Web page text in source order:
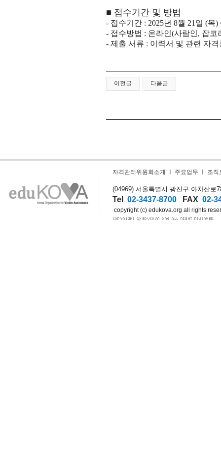
■ 접수기간 및 방법
- 접수기간 : 2025년 8월 21일 (목)
- 접수방법 : 온라인(사람인, 잡
- 제출 서류 : 이력서 및 관련 자격
이전글 다음글
자격관리위원회소개 주요업무 조직
(04969) 서울특별시 광진구 아차산로
Tel 02-3437-8700 FAX 02-
copyright (c) edukova.org all rights